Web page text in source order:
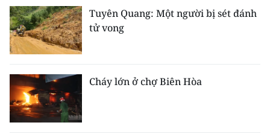
Tuyên Quang: Một người bị sét đánh
tử vong
Cháy lớn ở chợ Biên Hòa